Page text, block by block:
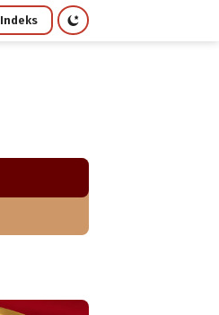
Indeks